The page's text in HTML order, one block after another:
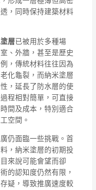
，同時保持建築材料
層已被用於多種場
、外牆，甚至是歷史
，傳統材料往往因為
化龜裂，而納米塗層
，延長了防水層的使
程相對簡單，可直接
間及成本，特別適合
空間。
仍面臨一些挑戰。首
，納米塗層的初期投
來說可能會望而卻
的認知度仍然有限，
疑，導致推廣速度較